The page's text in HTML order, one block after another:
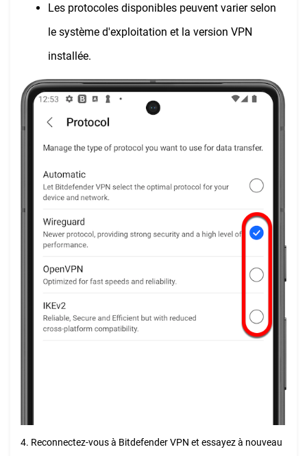
Les protocoles disponibles peuvent varier selon
le système d'exploitation et la version VPN
installée.
4. Reconnectez-vous à Bitdefender VPN et essayez à nouveau